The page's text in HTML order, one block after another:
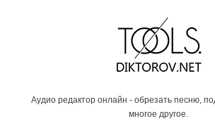
Аудио редактор онлайн - обрезать песню,
многое другое.